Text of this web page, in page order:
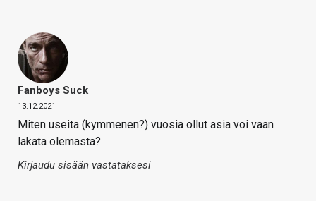
Fanboys Suck
13.12.2021
Miten useita (kymmenen?) vuosia ollut asia voi vaan
lakata olemasta?
Kirjaudu sisään vastataksesi